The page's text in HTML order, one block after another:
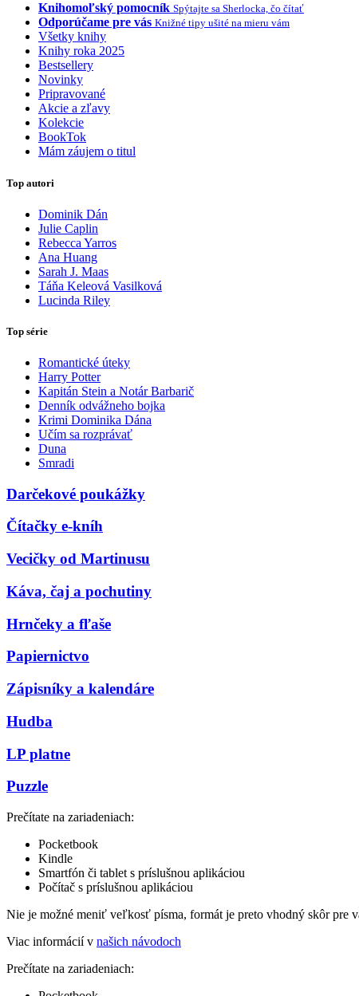
Knihomoľský pomocník Spýtajte sa Sherlocka, čo čítať
Odporúčame pre vás Knižné tipy ušité na mieru vám
Všetky knihy
Knihy roka 2025
Bestsellery
Novinky
Pripravované
Akcie a zľavy
Kolekcie
BookTok
Mám záujem o titul
Top autori
Dominik Dán
Julie Caplin
Rebecca Yarros
Ana Huang
Sarah J. Maas
Táňa Keleová Vasilková
Lucinda Riley
Top série
Romantické úteky
Harry Potter
Kapitán Stein a Notár Barbarič
Denník odvážneho bojka
Krimi Dominika Dána
Učím sa rozprávať
Duna
Smradi
Darčekové poukážky
Čítačky e-kníh
Vecičky od Martinusu
Káva, čaj a pochutiny
Hrnčeky a fľaše
Papiernictvo
Zápisníky a kalendáre
Hudba
LP platne
Puzzle
Prečítate na zariadeniach:
Pocketbook
Kindle
Smartfón či tablet s príslušnou aplikáciou
Počítač s príslušnou aplikáciou
Nie je možné meniť veľkosť písma, formát je preto vhodný skôr pre
Viac informácií v našich návodoch
Prečítate na zariadeniach: